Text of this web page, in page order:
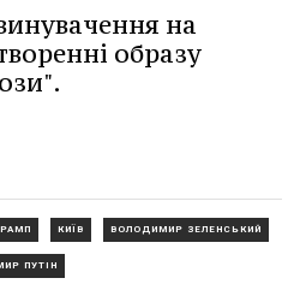
на
образу
КИЇВ ВОЛОДИМИР ЗЕЛЕНСЬКИЙ
ПУТІН